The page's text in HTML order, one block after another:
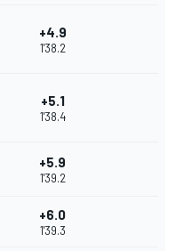
+4.9
1'38.2
+5.1
1'38.4
+5.9
1'39.2
+6.0
1'39.3